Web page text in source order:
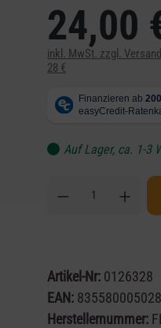
24,00
inkl. MwSt. zzgl.
28 €
Auf Lager, ca. 1-3
Artikel-Nr: 0126328
EAN: 835580005028
Herstellernummer: